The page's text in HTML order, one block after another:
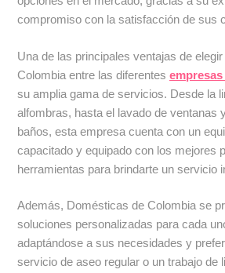
compromiso con la satisfacción de sus
Una de las principales ventajas de
Colombia entre las diferentes
su amplia gama de servicios. Desde la
alfombras, hasta el lavado de ventanas
baños, esta empresa cuenta con un
capacitado y equipado con los mejores
herramientas para brindarte un servicio
Además, Domésticas de Colombia se
soluciones personalizadas para cada
adaptándose a sus necesidades y
servicio de aseo regular o un trabajo de